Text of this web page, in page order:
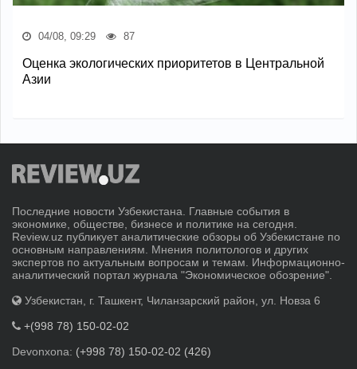
04/08, 09:29 87
Оценка экологических приоритетов в Центральной
Азии
Последние новости Узбекистана. Главные события в
экономике, обществе, бизнесе и политике на сегодня.
Review.uz публикует аналитические обзоры об Узбекистане по
основным направлениям. Мнения политологов и других
экспертов по актуальным вопросам и темам. Информационно-
аналитический портал журнала "Экономическое обозрение".
Узбекистан, г. Ташкент, Чиланзарский район, ул. Новза 6
+(998 78) 150-02-02
Devonxona: (+998 78) 150-02-02 (426)